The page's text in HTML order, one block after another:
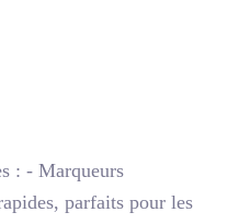
: - Marqueurs
parfaits pour les